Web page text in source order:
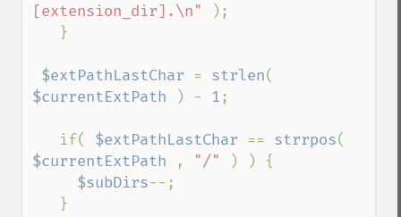
[extension_dir].\n"
);
$extPathLastChar = strlen
$currentExtPath
) - 1;
   if(
$extPathLastChar == strrpos
$currentExtPath
, "/"
) ) {
$subDirs--;